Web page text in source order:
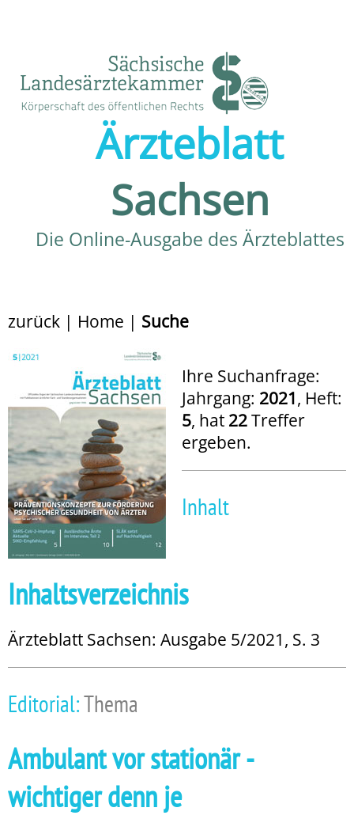
Ärzteblatt
Sachsen
Die Online-Ausgabe des Ärzteblattes
zurück | Home | Suche
Ihre Suchanfrage:
Jahrgang: 2021, Heft:
5, hat 22Treffer
ergeben.
Inhalt
Inhaltsverzeichnis
Ärzteblatt Sachsen: Ausgabe 5/2021, S. 3
Editorial:Thema
Ambulant vor stationär -
wichtiger denn je